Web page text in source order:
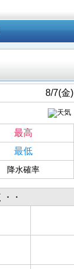
8/7(金)
最高
最低
降水確率
・